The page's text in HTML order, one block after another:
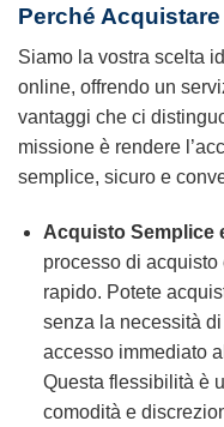
Perché
Siamo la vostra scelta
online, offrendo un
vantaggi che ci
missione è rendere
semplice, sicuro e
Acquisto Semplice
processo di
rapido. Potete
senza la necessità
accesso immediato
Questa flessibilità è
comodità e